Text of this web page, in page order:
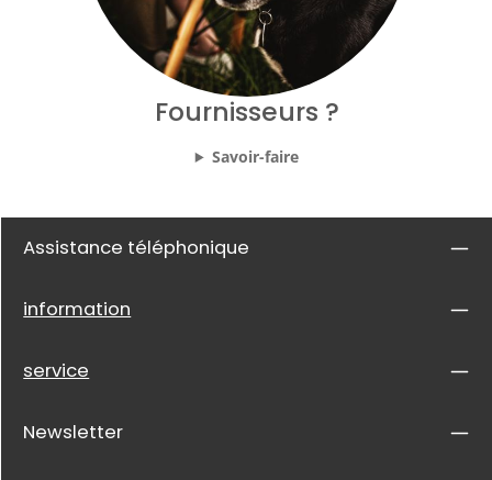
Fournisseurs ?
Savoir-faire
Assistance téléphonique
information
service
Newsletter